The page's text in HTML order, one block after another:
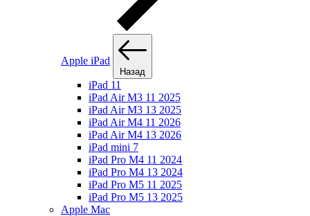
Apple iPad
Назад
iPad 11
iPad Air M3 11 2025
iPad Air M3 13 2025
iPad Air M4 11 2026
iPad Air M4 13 2026
iPad mini 7
iPad Pro M4 11 2024
iPad Pro M4 13 2024
iPad Pro M5 11 2025
iPad Pro M5 13 2025
Apple Mac